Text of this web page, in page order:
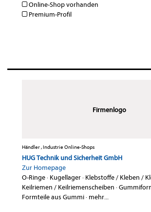
Online-Shop vorhanden
Premium-Profil
Firmenlogo
Händler , Industrie Online-Shops
HUG Technik und Sicherheit GmbH
Zur Homepage
O-Ringe· Kugellager· Klebstoffe / Kleben /
Keilriemen / Keilriemenscheiben ·
Formteile aus Gummi· mehr...